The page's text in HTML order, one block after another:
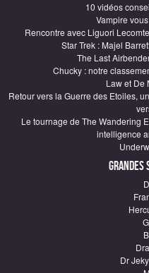
10 vidéos
Vampire
Rencontre avec Liguori
Star Trek : Majel
The Last
Chucky : notre
Law et De
Retour vers la Guerre des Etoiles,
Le tournage de The Wandering
intelligence
Grandes
Dr